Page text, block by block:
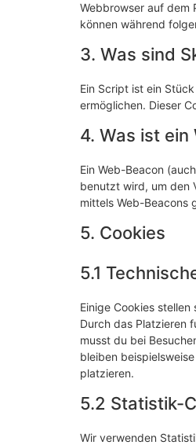
Webbrowser auf dem
können während
3. Was sind
Ein Script ist ein
ermöglichen. Dieser
4. Was ist ein
Ein Web-Beacon
benutzt wird, um den
mittels Web-Beacons
5. Cookies
5.1
Einige Cookies
Durch das Platzieren
musst du bei
bleiben
platzieren.
5.2 Statistik-
Wir verwenden